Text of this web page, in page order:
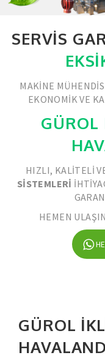
SERVIS
MAKINE
EKONOMIK VE
GÜROL
HIZLI, KALITELI
SISTEMLERI
HEMEN
GÜROL